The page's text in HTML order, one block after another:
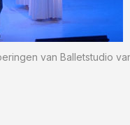
van Balletstudio